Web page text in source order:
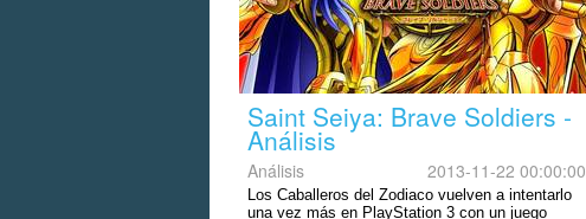
Saint Seiya: Brave Soldiers -
Análisis
Análisis 2013-11-22 00:00:00
Los Caballeros del Zodiaco vuelven a intentarlo
una vez más en PlayStation 3 con un juego